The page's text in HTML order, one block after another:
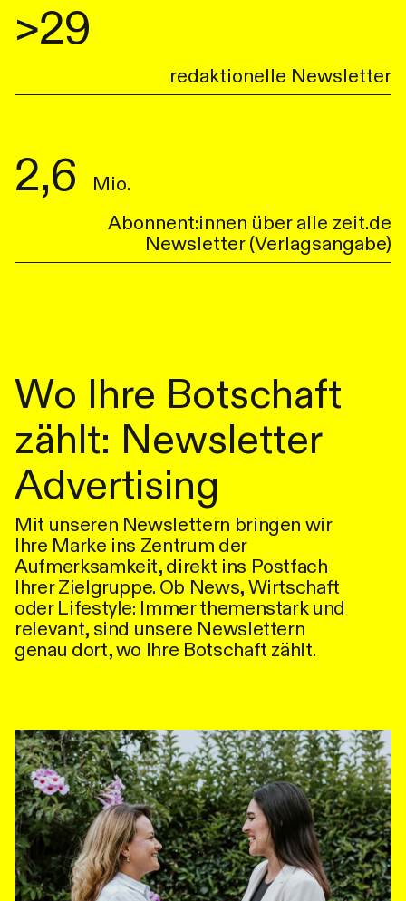
>29
redaktionelle Newsletter
2,6
Mio.
Abonnent:innen über alle zeit.de
Newsletter (Verlagsangabe)
Wo Ihre Botschaft
zählt: Newsletter
Advertising
Mit unseren Newslettern bringen wir
Ihre Marke ins Zentrum der
Aufmerksamkeit, direkt ins Postfach
Ihrer Zielgruppe. Ob News, Wirtschaft
oder Lifestyle: Immer themenstark und
relevant, sind unsere Newslettern
genau dort, wo Ihre Botschaft zählt.